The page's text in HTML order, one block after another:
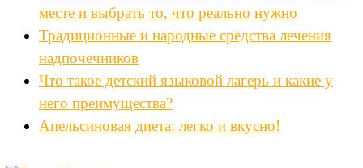
месте и выбрать то, что реально нужно
Традиционные и народные средства лечения
надпочечников
Что такое детский языковой лагерь и какие у
него преимущества?
Апельсиновая диета: легко и вкусно!